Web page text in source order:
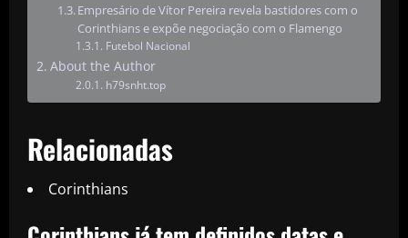
Empresário de Vítor Pereira revela bastidores com o
Corinthians e expõe negociação com o Flamengo
Futebol Nacional
About the Author
h79snht.top
Relacionadas
Corinthians